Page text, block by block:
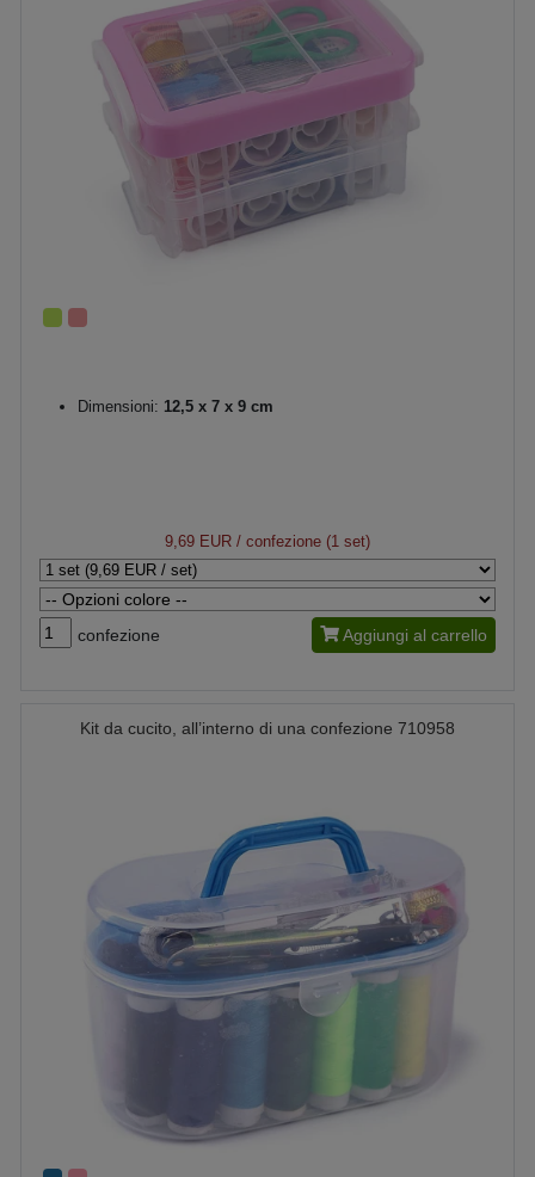
Dimensioni: 12,5 x 7 x 9 cm
9,69 EUR / confezione (1 set)
confezione Aggiungi al carrello
Kit da cucito, all’interno di una confezione 710958